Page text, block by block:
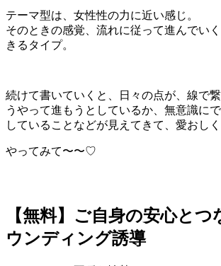
テーマ型は、女性性の力に近い感じ。
そのときの感覚、流れに従って進んでい
きるタイプ。
続けて書いていくと、日々の点が、線で
うやって進もうとしているか、無意識に
していることなどが見えてきて、愛おし
やってみて〜〜♡
【無料】ご自身の安心とつ
ウンディング誘導